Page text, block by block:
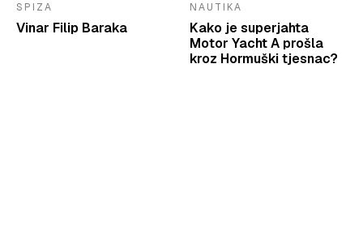
SPIZA
Vinar Filip Baraka
NAUTIKA
Kako je superjahta
Motor Yacht A prošla
kroz Hormuški tjesnac?